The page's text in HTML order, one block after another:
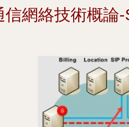
網絡技術概論